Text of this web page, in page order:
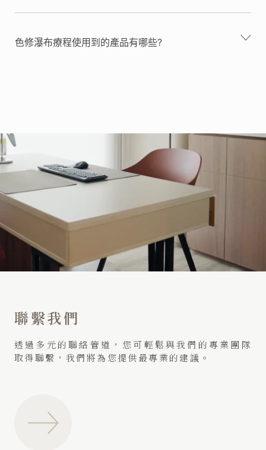
色修瀑布療程使用到的產品有哪些?
聯繫我們
透過多元的聯絡管道，您可輕鬆與我們的專業團隊
取得聯繫，我們將為您提供最專業的建議。